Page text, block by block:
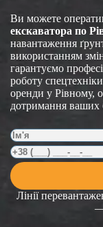
Ви можете
екскаватора по
навантаження
використанням
гарантуємо
роботу
оренди у Рівному,
дотримання ваших
Лінії
—